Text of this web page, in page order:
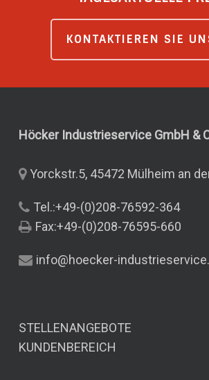
KONTAKTIEREN SIE
Höcker Industrieservice GmbH &
Yorckstr.5, 45472 Mülheim an
Tel.:+49-(0)208-76592-364
Fax:+49-(0)208-76595-660
info@hoecker-
STELLENANGEBOTE
KUNDENBEREICH